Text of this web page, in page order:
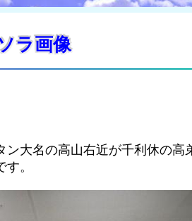
ラ画像
大名の高山右近が千利休の
。